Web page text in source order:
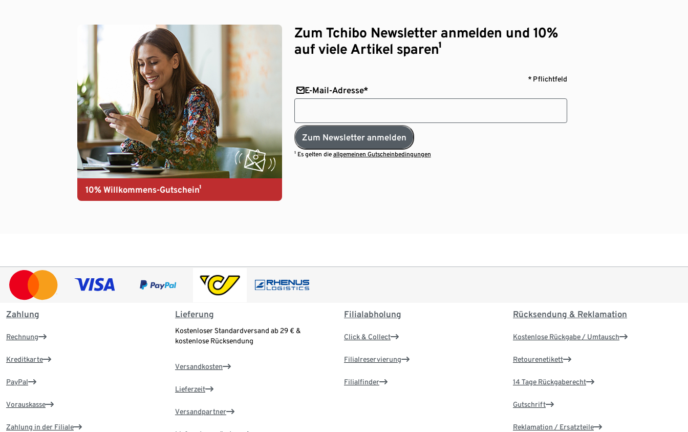
10% Willkommens-Gutschein¹
Zum Tchibo Newsletter anmelden und 10%
auf viele Artikel sparen¹
* Pflichtfeld
E-Mail-Adresse*
Zum Newsletter anmelden
¹ Es gelten die allgemeinen Gutscheinbedingungen
Zahlung
Rechnung
Kreditkarte
PayPal
Vorauskasse
Zahlung in der Filiale
Lieferung
Kostenloser Standardversand ab 29 € &
kostenlose Rücksendung
Versandkosten
Lieferzeit
Versandpartner
Filialabholung
Click & Collect
Filialreservierung
Filialfinder
Rücksendung & Reklamation
Kostenlose Rückgabe / Umtausch
Retourenetikett
14 Tage Rückgaberecht
Gutschrift
Reklamation / Ersatzteile